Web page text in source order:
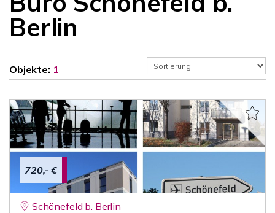
Berlin
Objekte: 1
720,- €
Schönefeld b. Berlin